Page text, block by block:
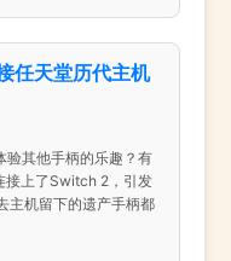
任天堂历代主机
其他手柄的乐趣？有
接上了Switch 2，引发
主机留下的遗产手柄都